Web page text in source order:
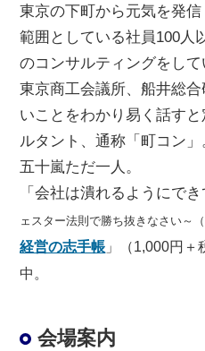
東京の下町から元気を発
範囲としている社員100人
のコンサルティングをして
東京商工会議所、船井総
いことをわかり易く話す
ルタント、通称「町コン
五十嵐ただ一人。
「会社は潰れるようにでき
ェスター法則で勝ち抜きなさい～
経営の志手帳 」（1,000円
中。
会場案内